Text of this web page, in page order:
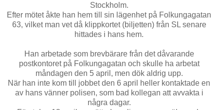
Stockholm.
Efter mötet åkte han hem till sin lägenhet på Folkungagatan
63, vilket man vet då klippkortet (biljetten) från SL senare
hittades i hans hem.
Han arbetade som brevbärare från det dåvarande
postkontoret på Folkungagatan och skulle ha arbetat
måndagen den 5 april, men dök aldrig upp.
När han inte kom till jobbet den 6 april heller kontaktade en
av hans vänner polisen, som bad kollegan att avvakta i
några dagar.